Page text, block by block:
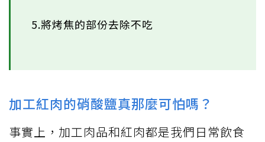
5.將烤焦的部份去除不吃
加工紅肉的硝酸鹽真那麼可怕嗎？
事實上，加工肉品和紅肉都是我們日常飲食